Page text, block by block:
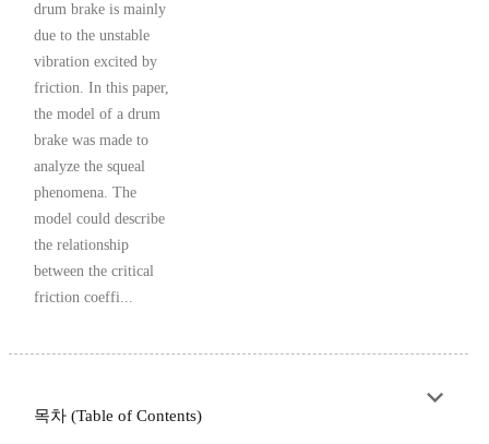
drum brake is mainly
due to the unstable
vibration excited by
friction. In this paper,
the model of a drum
brake was made to
analyze the squeal
phenomena. The
model could describe
the relationship
between the critical
friction coeffi...
목차 (Table of Contents)